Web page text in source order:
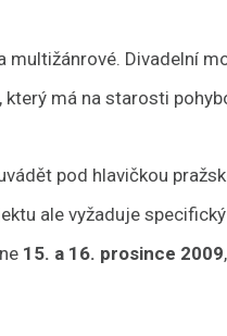
multižánrové. Divadelní
který má na starosti
pod hlavičkou
ale vyžaduje
15. a 16. prosince 2009